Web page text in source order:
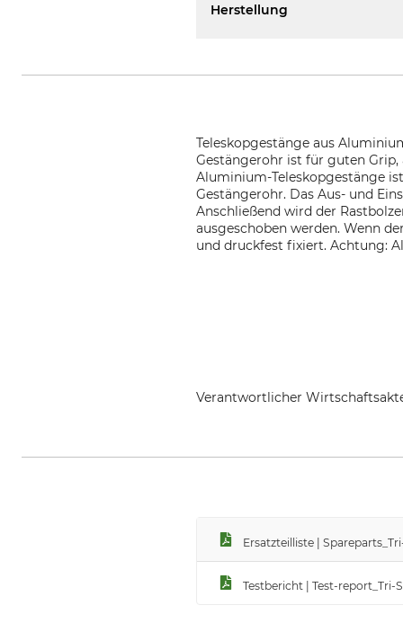
Herstellung
Teleskopgestänge aus
Gestängerohr ist für guten
Aluminium-Teleskopgestänge
Gestängerohr. Das Aus- und
Anschließend wird der
ausgeschoben werden. Wenn
und druckfest fixiert. Achtung:
Verantwortlicher
Ersatzteilliste |
Testbericht | Test-report_Tri-